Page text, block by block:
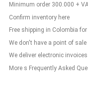
Minimum order 300.000 +
Confirm inventory here
Free shipping in Colombia
We don't have a point of sale
We deliver electronic invoices
More s Frequently Asked